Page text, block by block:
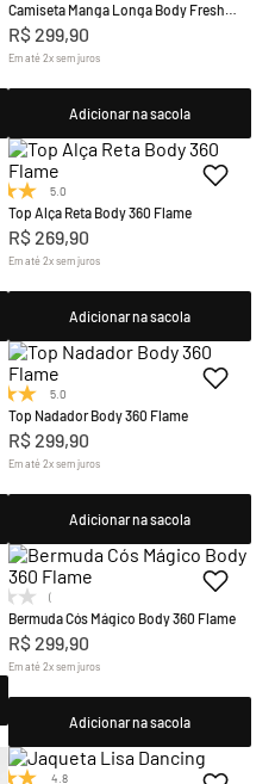
Camiseta Manga Longa Body Fresh
Almond
R$299,90
Em até2xsem juros
Adicionar na sacola
5.0
Top Alça Reta Body 360 Flame
R$269,90
Em até2xsem juros
Adicionar na sacola
5.0
Top Nadador Body 360 Flame
R$299,90
Em até2xsem juros
Adicionar na sacola
(0)
Bermuda Cós Mágico Body 360 Flame
R$299,90
Em até2xsem juros
Adicionar na sacola
4.8